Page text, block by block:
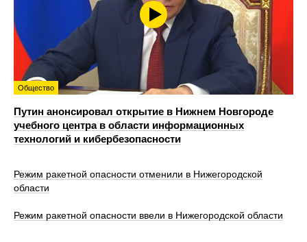
Общество
Путин анонсировал открытие в Нижнем Новгороде
учебного центра в области информационных
технологий и кибербезопасности
Режим ракетной опасности отменили в Нижегородской
области
Режим ракетной опасности ввели в Нижегородской области